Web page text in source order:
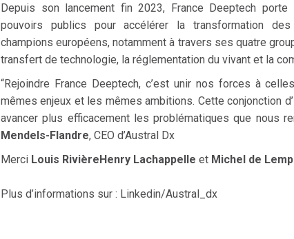
Depuis son lancement fin 2023, France Deeptech
pouvoirs publics pour accélérer la transformation
champions européens, notamment à travers ses quatre
transfert de technologie, la réglementation du vivant et la
“Rejoindre France Deeptech, c’est unir nos forces à
mêmes enjeux et les mêmes ambitions. Cette conjonction
avancer plus efficacement les problématiques que nous
Mendels-Flandre, CEO d’Austral Dx
Merci Louis RivièreHenry Lachappelle et Michel de
Plus d’informations sur : Linkedin/Austral_dx